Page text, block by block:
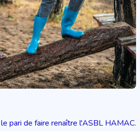
pari de faire renaître l'ASBL HAMAC.